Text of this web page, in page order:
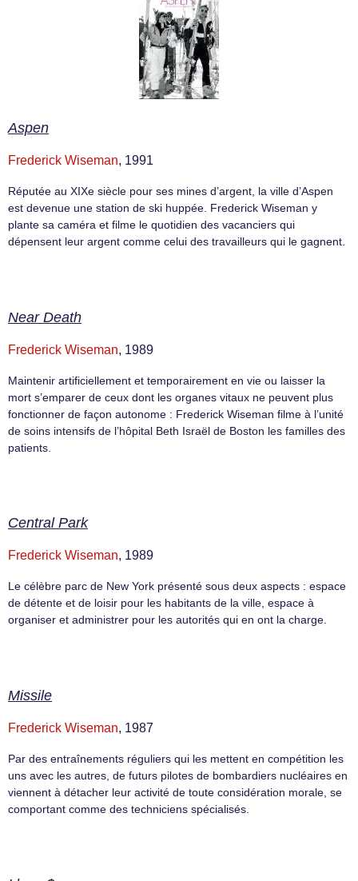
Aspen
Frederick Wiseman, 1991
Réputée au XIXe siècle pour ses mines d’argent, la ville d’Aspen
est devenue une station de ski huppée. Frederick Wiseman y
plante sa caméra et filme le quotidien des vacanciers qui
dépensent leur argent comme celui des travailleurs qui le gagnent.
Near Death
Frederick Wiseman, 1989
Maintenir artificiellement et temporairement en vie ou laisser la
mort s’emparer de ceux dont les organes vitaux ne peuvent plus
fonctionner de façon autonome : Frederick Wiseman filme à l’unité
de soins intensifs de l’hôpital Beth Israël de Boston les familles des
patients.
Central Park
Frederick Wiseman, 1989
Le célèbre parc de New York présenté sous deux aspects : espace
de détente et de loisir pour les habitants de la ville, espace à
organiser et administrer pour les autorités qui en ont la charge.
Missile
Frederick Wiseman, 1987
Par des entraînements réguliers qui les mettent en compétition les
uns avec les autres, de futurs pilotes de bombardiers nucléaires en
viennent à détacher leur activité de toute considération morale, se
comportant comme des techniciens spécialisés.